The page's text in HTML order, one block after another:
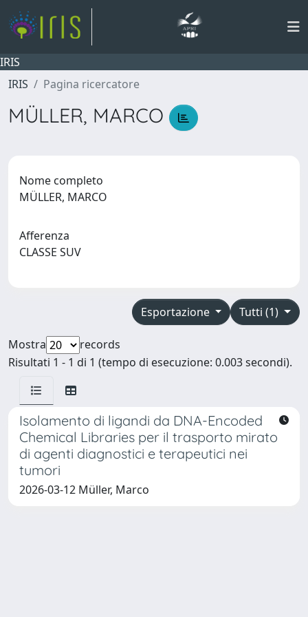
IRIS
IRIS
Pagina ricercatore
MÜLLER, MARCO
Nome completo
MÜLLER, MARCO
Afferenza
CLASSE SUV
Tutti (1)
Esportazione
Mostra
records
Risultati 1 - 1 di 1 (tempo di esecuzione: 0.003 secondi).
Isolamento di ligandi da DNA-Encoded
Chemical Libraries per il trasporto mirato
di agenti diagnostici e terapeutici nei
tumori
2026-03-12 Müller, Marco